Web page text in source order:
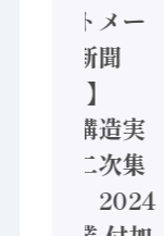
【オートメー
ション新聞
No.455】
「経済構造実
態調査二次集
計結果」2024